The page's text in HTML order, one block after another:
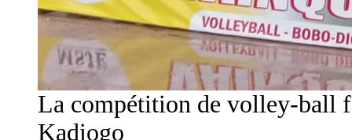
La compétition de volley-ball
Kadiogo